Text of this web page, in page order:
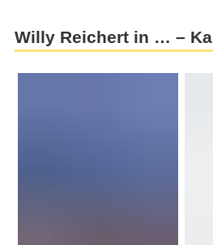
Willy Reichert in … –